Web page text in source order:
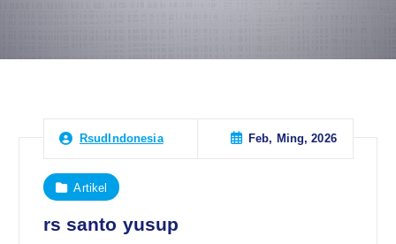
RsudIndonesia Feb, Ming, 2026
Artikel
rs santo yusup